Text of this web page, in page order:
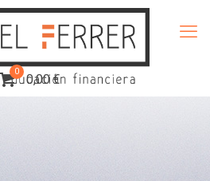
0
0,00 €